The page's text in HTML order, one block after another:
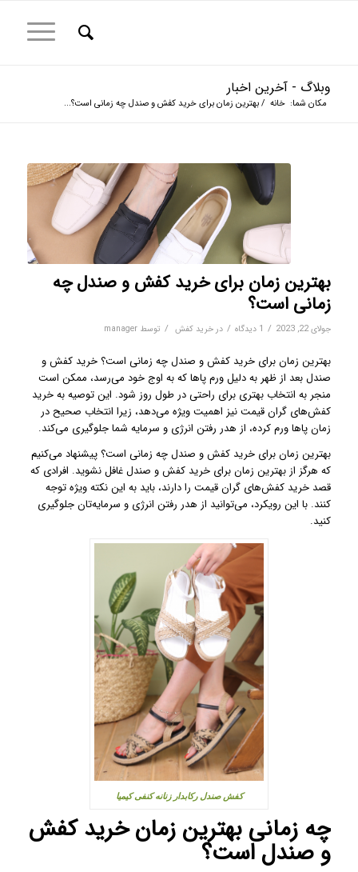
وبلاگ - آخرین اخبار
مکان شما: خانه / بهترین زمان برای خرید کفش و صندل چه زمانی است؟...
بهترین زمان برای خرید کفش و صندل چه
زمانی است؟
جولای 22, 2023 / 1 دیدگاه / در خرید کفش / توسط manager
بهترین زمان برای خرید کفش و صندل چه زمانی است؟ خرید کفش و
صندل بعد از ظهر به دلیل ورم پاها که به اوج خود می‌رسد، ممکن است
منجر به انتخاب بهتری برای راحتی در طول روز شود. این توصیه به خرید
کفش‌های گران قیمت نیز اهمیت ویژه می‌دهد، زیرا انتخاب صحیح در
زمان پاها ورم کرده، از هدر رفتن انرژی و سرمایه شما جلوگیری می‌کند.
بهترین زمان برای خرید کفش و صندل چه زمانی است؟ پیشنهاد می‌کنیم
که هرگز از بهترین زمان برای خرید کفش و صندل غافل نشوید. افرادی که
قصد خرید کفش‌های گران قیمت را دارند، باید به این نکته ویژه توجه
کنند. با این رویکرد، می‌توانید از هدر رفتن انرژی و سرمایه‌تان جلوگیری
کنید.
کفش صندل رکابدار زنانه کنفی کیمیا
چه زمانی بهترین زمان خرید کفش
و صندل است؟